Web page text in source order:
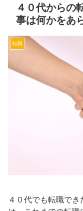
４０代からの
事は何かをあ
転職
４０代でも転職で